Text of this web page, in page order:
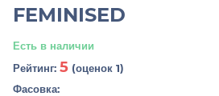
FEMINISED
Есть в наличии
Рейтинг: 5 (оценок 1)
Фасовка: